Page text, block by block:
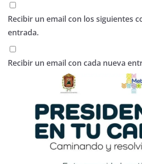
Recibir un email con los siguientes
entrada.
Recibir un email con cada nueva